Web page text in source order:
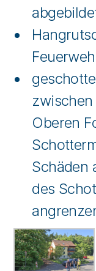
zwischen
Oberen
Schäden
des